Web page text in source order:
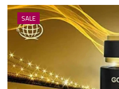
SALE